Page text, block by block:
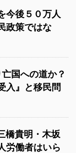
今後５０万人
政策ではな
国への道か？
入』と移民問
橋貴明・木坂
労働者はいら